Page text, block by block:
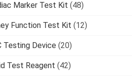
Marker Test Kit (48)
Function Test Kit (12)
Testing Device (20)
Test Reagent (42)